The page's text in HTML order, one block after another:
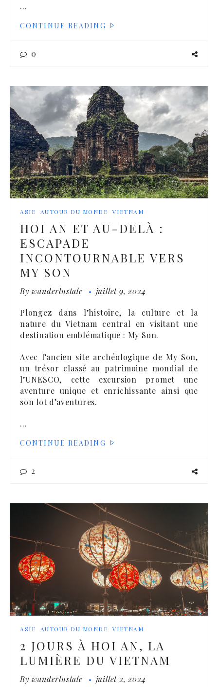
…
CONTINUE READING
0
ASIE AUTOUR DU MONDE VIETNAM
HOI AN ET AU-DELÀ :
ESCAPADE
INCONTOURNABLE VERS
MY SON
Bywanderlustale juillet 9, 2024
Plongez dans l’histoire, la culture et la
nature du Vietnam central en visitant une
destination emblématique : My Son.
Avec l’ancien site archéologique de My Son,
un trésor classé au patrimoine mondial de
l’UNESCO, cette excursion promet une
aventure unique et enrichissante ainsi que
son lot d’aventures.
…
CONTINUE READING
2
ASIE AUTOUR DU MONDE VIETNAM
2 JOURS À HOI AN, LA
LUMIÈRE DU VIETNAM
Bywanderlustale juillet 2, 2024